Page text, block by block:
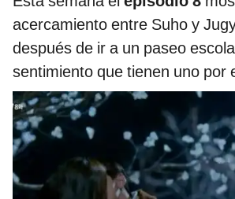
acercamiento entre Suho y
después de ir a un paseo
sentimiento que tienen uno por